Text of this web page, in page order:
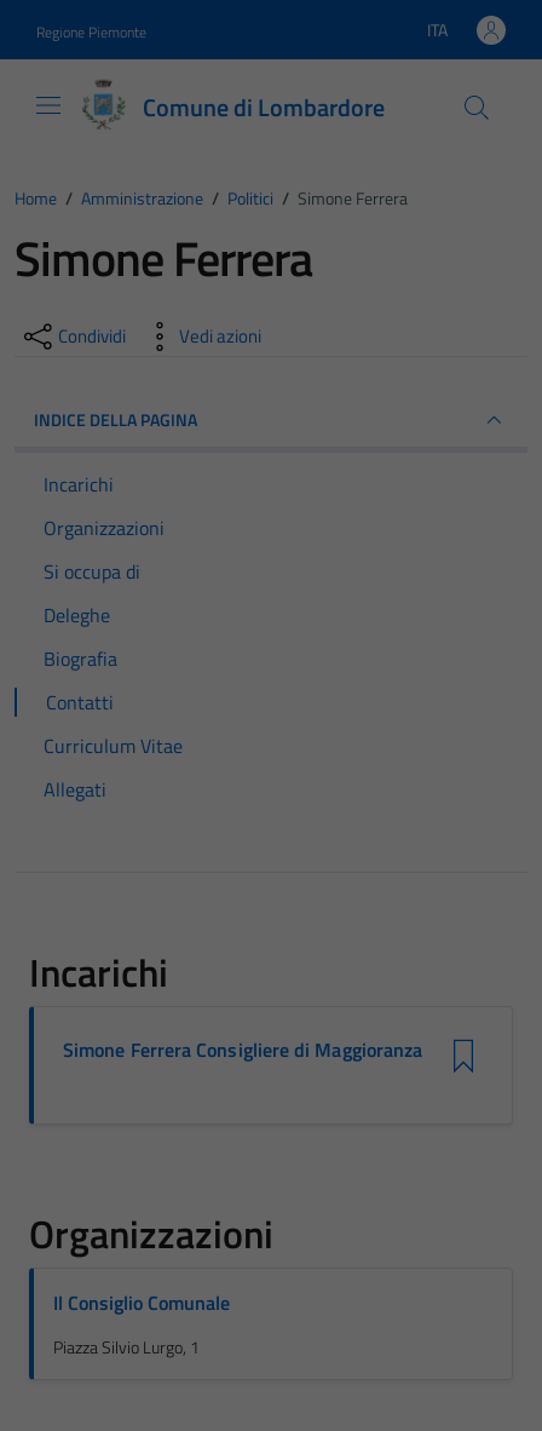
Regione Piemonte Lingua attiva:
ITA
Comune di Lombardore
Home / Amministrazione / Politici / Simone Ferrera
Simone Ferrera
Condividi Vedi azioni
INDICE DELLA PAGINA
Incarichi
Organizzazioni
Si occupa di
Deleghe
Biografia
Contatti
Curriculum Vitae
Allegati
Incarichi
Simone Ferrera Consigliere di Maggioranza
Organizzazioni
Il Consiglio Comunale
Piazza Silvio Lurgo, 1